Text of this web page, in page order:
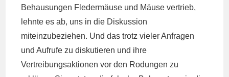
Behausungen Fledermäuse und Mäuse vertrieb,
lehnte es ab, uns in die Diskussion
miteinzubeziehen. Und das trotz vieler Anfragen
und Aufrufe zu diskutieren und ihre
Vertreibungsaktionen vor den Rodungen zu